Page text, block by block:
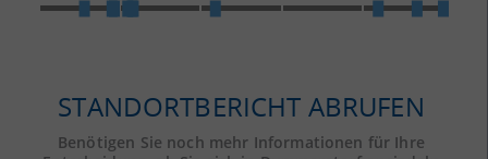
STANDORTBERICHT ABRUFEN
Benötigen Sie noch mehr Informationen für Ihre